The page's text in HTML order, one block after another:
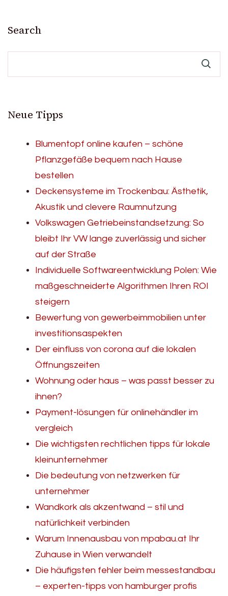
Search
Neue Tipps
Blumentopf online kaufen – schöne
Pflanzgefäße bequem nach Hause
bestellen
Deckensysteme im Trockenbau: Ästhetik,
Akustik und clevere Raumnutzung
Volkswagen Getriebeinstandsetzung: So
bleibt Ihr VW lange zuverlässig und sicher
auf der Straße
Individuelle Softwareentwicklung Polen: Wie
maßgeschneiderte Algorithmen Ihren ROI
steigern
Bewertung von gewerbeimmobilien unter
investitionsaspekten
Der einfluss von corona auf die lokalen
Öffnungszeiten
Wohnung oder haus – was passt besser zu
ihnen?
Payment-lösungen für onlinehändler im
vergleich
Die wichtigsten rechtlichen tipps für lokale
kleinunternehmer
Die bedeutung von netzwerken für
unternehmer
Wandkork als akzentwand – stil und
natürlichkeit verbinden
Warum Innenausbau von mpabau.at Ihr
Zuhause in Wien verwandelt
Die häufigsten fehler beim messestandbau
– experten-tipps von hamburger profis